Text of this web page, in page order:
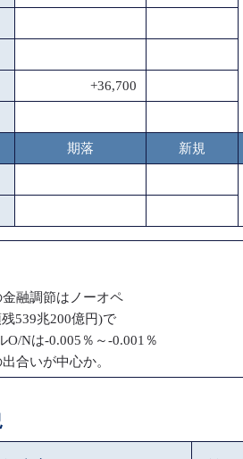
+36,700
期落 新規
融調節はノーオペ
539兆200億円)で
O/Nは-0.005％～-0.001％
合いが中心か。